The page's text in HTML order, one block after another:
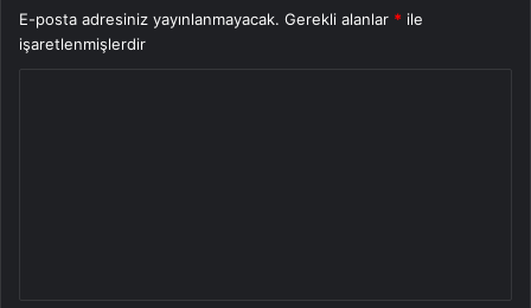
E-posta adresiniz yayınlanmayacak. Gerekli alanlar * ile
işaretlenmişlerdir